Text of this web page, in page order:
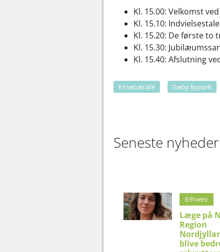
Kl. 15.00: Velkomst
Kl. 15.10:
Kl. 15.20: De første
Kl. 15.30:
Kl. 15.40: Afslutning
Kirsebærallé Sæby Bypark
Seneste nyheder
Erhverv
Læge på
Region
blive